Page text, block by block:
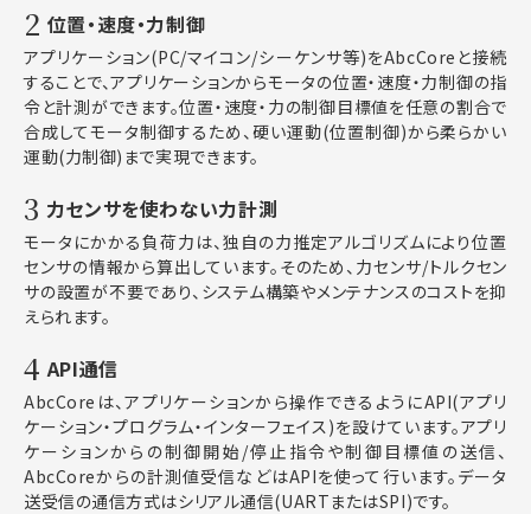
2 位置・速度・力制御
アプリケーション(PC/マイコン/シーケンサ等)をAbcCoreと接続
することで、アプリケーションからモータの位置・速度・力制御の指
令と計測ができます。位置・速度・力の制御目標値を任意の割合で
合成してモータ制御するため、硬い運動(位置制御)から柔らかい
運動(力制御)まで実現できます。
3 力センサを使わない力計測
モータにかかる負荷力は、独自の力推定アルゴリズムにより位置
センサの情報から算出しています。そのため、力センサ/トルクセン
サの設置が不要であり、システム構築やメンテナンスのコストを抑
えられます。
4 API通信
AbcCoreは、アプリケーションから操作できるようにAPI(アプリ
ケーション・プログラム・インターフェイス)を設けています。アプリ
ケーションからの制御開始/停止指令や制御目標値の送信、
AbcCoreからの計測値受信などはAPIを使って行います。データ
送受信の通信方式はシリアル通信(UARTまたはSPI)です。